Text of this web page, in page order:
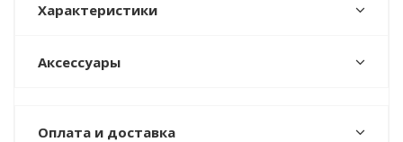
Характеристики
Аксессуары
Оплата и доставка